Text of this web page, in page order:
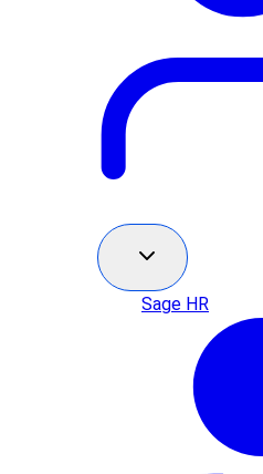
Sage HR